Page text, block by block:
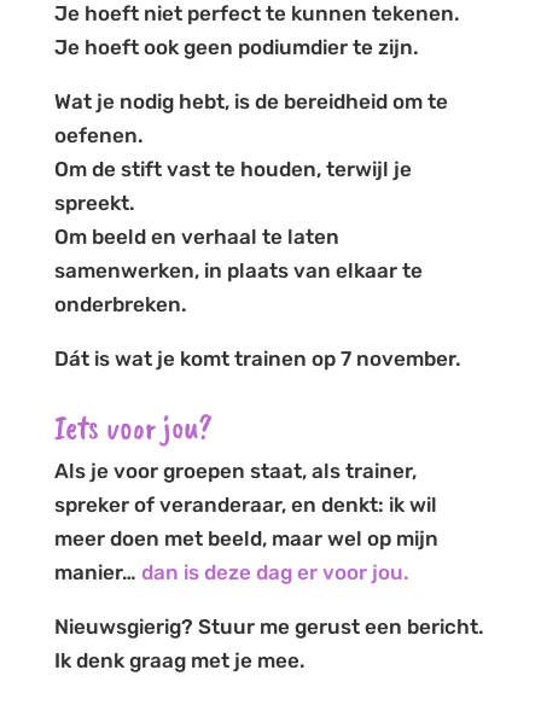
Je hoeft niet perfect te kunnen tekenen.
Je hoeft ook geen podiumdier te zijn.
Wat je nodig hebt, is de bereidheid om te
oefenen.
Om de stift vast te houden, terwijl je
spreekt.
Om beeld en verhaal te laten
samenwerken, in plaats van elkaar te
onderbreken.
Dát is wat je komt trainen op 7 november.
Iets voor jou?
Als je voor groepen staat, als trainer,
spreker of veranderaar, en denkt: ik wil
meer doen met beeld, maar wel op mijn
manier… dan is deze dag er voor jou.
Nieuwsgierig? Stuur me gerust een bericht.
Ik denk graag met je mee.